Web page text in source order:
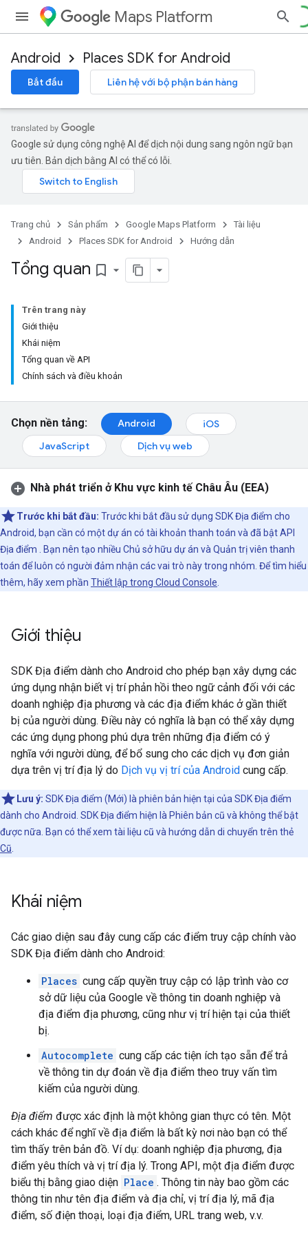
Maps Platform
Android Places SDK for Android
Bắt đầu Liên hệ với bộ phận bán hàng
Google sử dụng công nghệ AI để dịch nội dung sang ngôn ngữ bạn
ưu tiên. Bản dịch bằng AI có thể có lỗi.
Trang chủ Sản phẩm Google Maps Platform
Tài liệu
Android
Places SDK for Android Hướng dẫn
Tổng quan bookmark_border
Trên trang này
Giới thiệu
Khái niệm
Tổng quan về API
Chính sách và điều khoản
Chọn nền tảng: Android
iOS
JavaScript
Dịch vụ web
Nhà phát triển ở Khu vực kinh tế Châu Âu (EEA)
Trước khi bắt đầu: Trước khi bắt đầu sử dụng SDK Địa điểm cho
Android, bạn cần có một dự án có tài khoản thanh toán và đã bật API
Địa điểm . Bạn nên tạo nhiều Chủ sở hữu dự án và Quản trị viên thanh
toán để luôn có người đảm nhận các vai trò này trong nhóm. Để tìm hiểu
thêm, hãy xem phần Thiết lập trong Cloud Console
Giới thiệu
SDK Địa điểm dành cho Android cho phép bạn xây dựng các
ứng dụng nhận biết vị trí phản hồi theo ngữ cảnh đối với các
doanh nghiệp địa phương và các địa điểm khác ở gần thiết
bị của người dùng. Điều này có nghĩa là bạn có thể xây dựng
các ứng dụng phong phú dựa trên những địa điểm có ý
nghĩa với người dùng, để bổ sung cho các dịch vụ đơn giản
dựa trên vị trí địa lý do Dịch vụ vị trí của Android cung cấp.
Lưu ý: SDK Địa điểm (Mới) là phiên bản hiện tại của SDK Địa điểm
dành cho Android. SDK Địa điểm hiện là Phiên bản cũ và không thể bật
được nữa. Bạn có thể xem tài liệu cũ và hướng dẫn di chuyển trên thẻ
Cũ
Khái niệm
Các giao diện sau đây cung cấp các điểm truy cập chính vào
SDK Địa điểm dành cho Android:
Places cung cấp quyền truy cập có lập trình vào cơ
sở dữ liệu của Google về thông tin doanh nghiệp và
địa điểm địa phương, cũng như vị trí hiện tại của thiết
bị.
Autocomplete cung cấp các tiện ích tạo sẵn để trả
về thông tin dự đoán về địa điểm theo truy vấn tìm
kiếm của người dùng.
Địa điểm được xác định là một không gian thực có tên. Một
cách khác để nghĩ về địa điểm là bất kỳ nơi nào bạn có thể
tìm thấy trên bản đồ. Ví dụ: doanh nghiệp địa phương, địa
điểm yêu thích và vị trí địa lý. Trong API, một địa điểm được
biểu thị bằng giao diện Place . Thông tin này bao gồm các
thông tin như tên địa điểm và địa chỉ, vị trí địa lý, mã địa
điểm, số điện thoại, loại địa điểm, URL trang web, v.v.